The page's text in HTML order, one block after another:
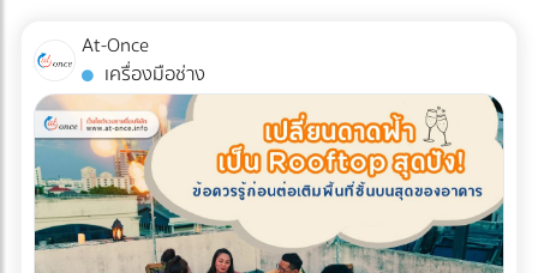
เป็นยอดจองหรือยัง? เข้ามาเปรียบเทียบผลงานและติดต่อเอเจน
ซี่ระดับมืออาชีพได้ฟรีทันทีที่ At-once ให้เราเป็นสะพานเชื่อมธุรกิจ
คุณสู่ความสำเร็จ!
ได้เลย 5. ทำธุรกรรมคริปโตฯ หรือ Digital Assets โดยไม่ลง
บัญชี การรับชำระค่าสินค้าจากคู่ค้าต่างประเทศด้วย
Cryptocurrency แล้วไม่แปลงค่าเงินมาบันทึกเป็นรายได้ หรือโอน
เข้ากระเป๋าส่วนตัว ถือเป็นการหลบเลี่ยงภาษีที่ปัจจุบันสรรพากร
ร่วมมือกับกระดานเทรด (Exchange) เพื่อตรวจสอบร่องรอย
(Blockchain Tracing) ได้อย่างแม่นยำ อย่ารอให้จดหมาย
ประเมินภาษีย้อนหลังส่งมาถึงบริษัท! การป้องกันที่ดีที่สุดคือการ
วางโครงสร้างระบบบัญชีที่โปร่งใสและถูกต้องตามกฎหมาย หาก
ของคุณผลิตบรรจุภัณฑ์ที่รีไซเคิลยาก หรือปล่อยคาร์บอนสูง
ลูกค้ารายใหญ่ระดับโลกจะตัดคุณออกจาก Supply Chain ทันที
นี่คือเหตุผลว่าทำไมการเปลี่ยนมาใช้วัสดุรักษ์โลกจึงเป็นทางรอด
เดียว ทำไมต้องเป็นกระดาษ FSC และ หมึกถั่วเหลือง (Soy Ink)?
เมื่อพูดถึงการพิมพ์บรรจุภัณฑ์ องค์ประกอบหลักที่ถูกเพ่งเล็งคือ
"กระดาษ" และ "หมึกพิมพ์" กระดาษ FSC (Forest Stewardship
Council): คือกระดาษที่ได้รับการรับรองว่ามาจากป่าปลูกเชิง
พาณิชย์ที่มีการจัดการอย่างยั่งยืน ไม่ตัดไม้ทำลายป่า การใช้
At-Once
เครื่องมือช่าง